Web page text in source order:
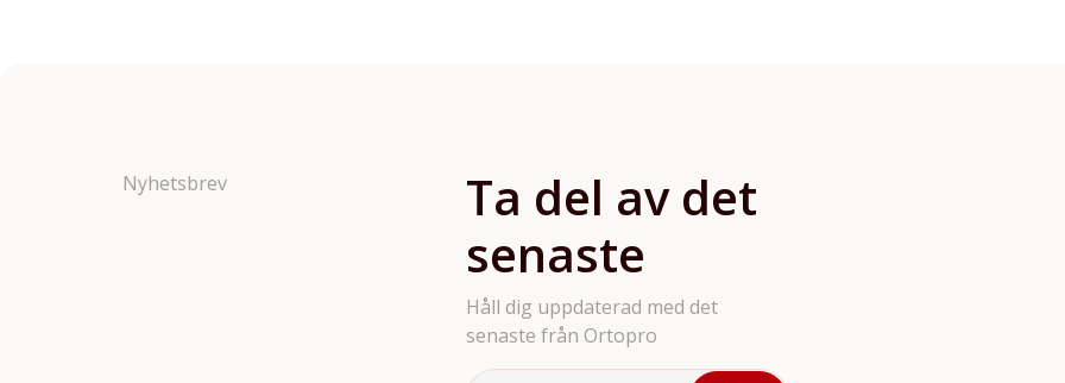
Nyhetsbrev
Ta del av det
senaste
Håll dig uppdaterad med det
senaste från Ortopro